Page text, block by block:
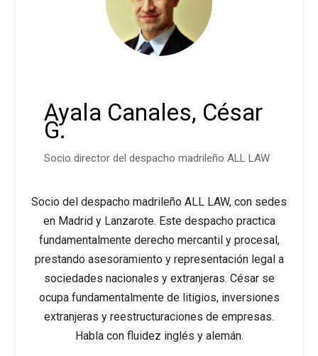
Ayala Canales, César
G.
Socio director del despacho madrileño ALL LAW
Socio del despacho madrileño ALL LAW, con sedes
en Madrid y Lanzarote. Este despacho practica
fundamentalmente derecho mercantil y procesal,
prestando asesoramiento y representación legal a
sociedades nacionales y extranjeras. César se
ocupa fundamentalmente de litigios, inversiones
extranjeras y reestructuraciones de empresas.
Habla con fluidez inglés y alemán.